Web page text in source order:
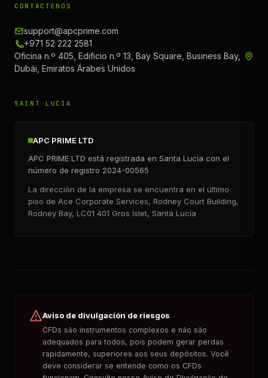
CONTÁCTENOS
support@apcprime.com
+971 52 222 2581
Oficina n.º 405, Edificio n.º 13, Bay Square, Business Bay,
Dubái, Emiratos Árabes Unidos
SAINT LUCIA
APC PRIME LTD
APC PRIME LTD está registrada en Santa Lucía con el
número de registro 2024-00565
La dirección de la empresa se encuentra en el último
piso de Ace Corporate Services, Rodney Court Building,
Rodney Bay, LC01 401 Gros Islet, Santa Lucía
Aviso de divulgación de riesgos
CFDs são instrumentos complexos e não são
adequados para todos, pois podem gerar perdas
rapidamente, superiores aos seus depósitos. Você
deve considerar se entende como os CFDs